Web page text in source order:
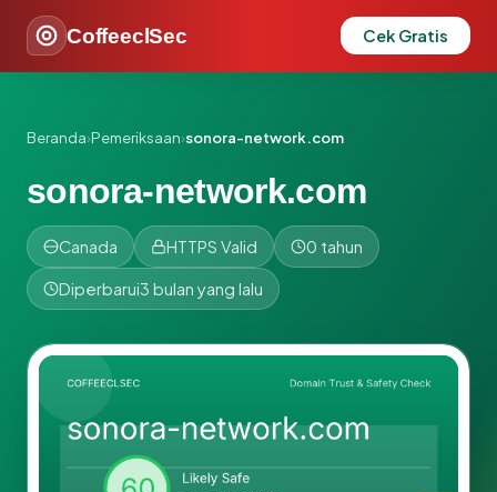
CoffeeclSec Cek Gratis
Beranda›Pemeriksaan›sonora-network.com
sonora-network.com
Canada HTTPS Valid 0 tahun
Diperbarui3 bulan yang lalu